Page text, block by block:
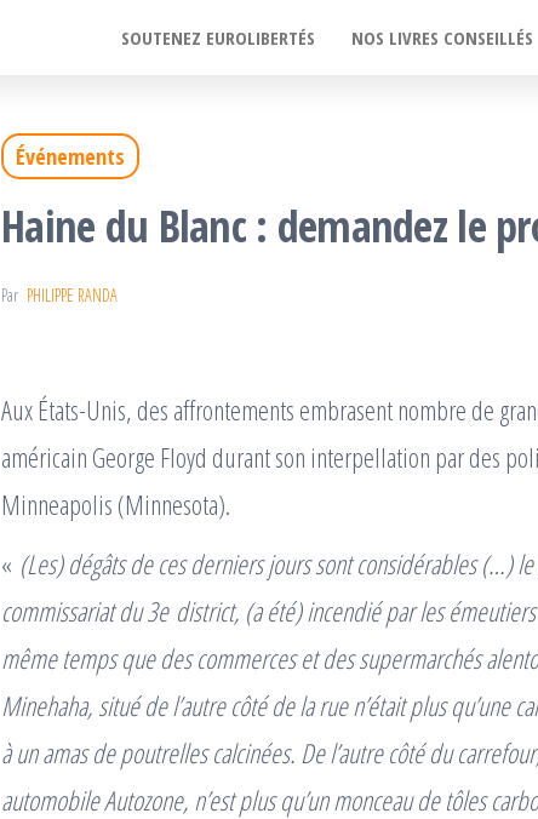
SOUTENEZ EUROLIBERTÉS NOS LIVRES CONSEILLÉS
Événements
Haine du Blanc : demandez le
Par PHILIPPE RANDA
Aux États-Unis, des affrontements embrasent nombre de
américain George Floyd durant son interpellation par des
Minneapolis (Minnesota).
« (Les) dégâts de ces derniers jours sont considérables (…)
commissariat du 3e district, (a été) incendié par les
même temps que des commerces et des supermarchés
Minehaha, situé de l’autre côté de la rue n’était plus qu’une
à un amas de poutrelles calcinées. De l’autre côté du
automobile Autozone, n’est plus qu’un monceau de tôles